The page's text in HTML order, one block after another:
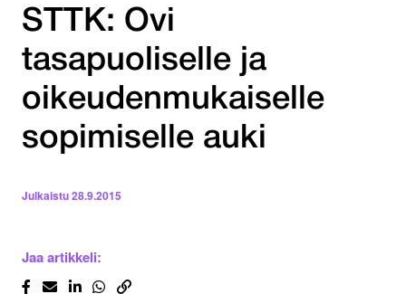
STTK: Ovi
tasapuoliselle ja
oikeudenmukaiselle
sopimiselle auki
Julkaistu28.9.2015
Jaa artikkeli: